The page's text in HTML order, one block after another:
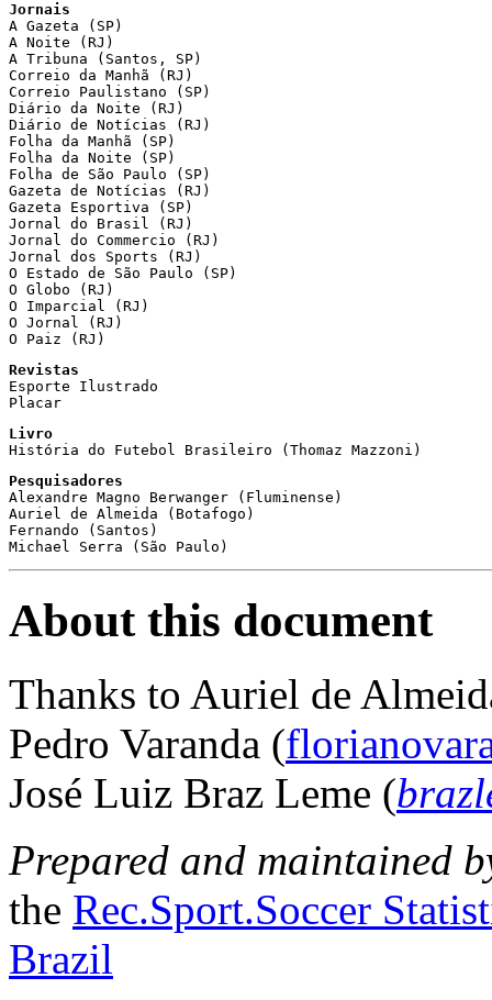
Jornais
A Gazeta (SP)
A Noite (RJ)
A Tribuna (Santos, SP)
Correio da Manhã (RJ)
Correio Paulistano (SP)
Diário da Noite (RJ)
Diário de Notícias (RJ)
Folha da Manhã (SP)
Folha da Noite (SP)
Folha de São Paulo (SP)
Gazeta de Notícias (RJ)
Gazeta Esportiva (SP)
Jornal do Brasil (RJ)
Jornal do Commercio (RJ)
Jornal dos Sports (RJ)
O Estado de São Paulo (SP)
O Globo (RJ)
O Imparcial (RJ)
O Jornal (RJ)
O Paiz (RJ)
Revistas
Esporte Ilustrado
Placar
Livro
História do Futebol Brasileiro (Thomaz Mazzoni)
Pesquisadores
Alexandre Magno Berwanger (Fluminense)
Auriel de Almeida (Botafogo)
Fernando (Santos)
Michael Serra (São Paulo)
About this document
Thanks to Auriel de
Pedro Varanda (
José Luiz Braz Leme (
Prepared and maintained
the Rec.Sport.Soccer
Brazil